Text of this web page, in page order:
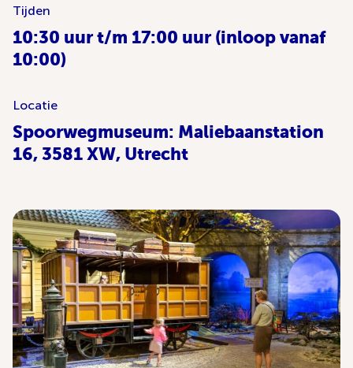
Tijden
10:30 uur t/m 17:00 uur (inloop vanaf
10:00)
Locatie
Spoorwegmuseum: Maliebaanstation
16, 3581 XW, Utrecht